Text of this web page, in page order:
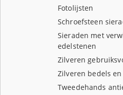
Fotolijsten
Schroefsteen
Sieraden met
edelstenen
Zilveren
Zilveren bedels
Tweedehands